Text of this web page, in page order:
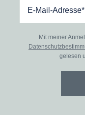
Mit meiner
gelesen